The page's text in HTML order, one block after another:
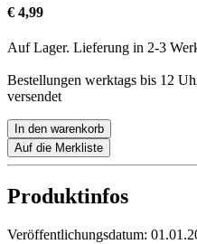
€ 4,99
Auf Lager. Lieferung in 2-3
Bestellungen werktags bis 12
versendet
In den warenkorb
Auf die Merkliste
Produktinfos
Veröffentlichungsdatum: